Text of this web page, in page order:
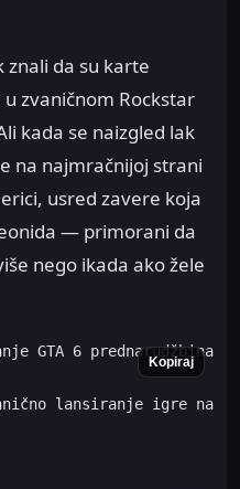
znali da su karte
zvaničnom Rockstar
kada se naizgled lak
na najmračnijoj strani
usred zavere koja
— primorani da
nego ikada ako žele
GTA 6 prednarudžbina
lansiranje igre na
Kopiraj